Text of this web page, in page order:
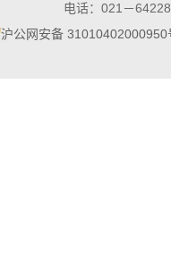
电话：021－
沪公网安备 31010402000950